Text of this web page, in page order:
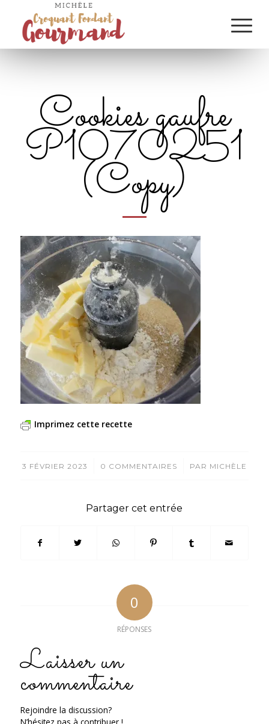
Cookies gaufre
P1070251
(Copy)
Imprimez cette recette
3 FÉVRIER 2023
/ 0 COMMENTAIRES
/ PAR MICHÈLE
Partager cet entrée
0
RÉPONSES
Laisser un
commentaire
Rejoindre la discussion?
N’hésitez pas à contribuer !